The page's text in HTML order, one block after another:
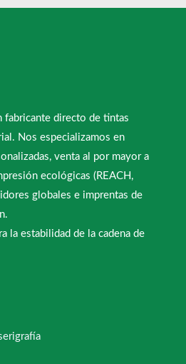
fabricante directo de tintas
Nos especializamos en
venta al por mayor a
ecológicas (REACH,
globales e imprentas de
la estabilidad de la cadena de